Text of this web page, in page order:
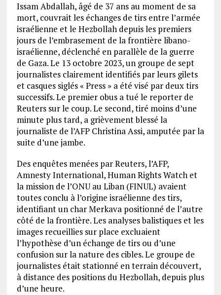
Issam Abdallah, âgé de 37 ans au moment de sa
mort, couvrait les échanges de tirs entre l’armée
israélienne et le Hezbollah depuis les premiers
jours de l’embrasement de la frontière libano-
israélienne, déclenché en parallèle de la guerre
de Gaza. Le 13 octobre 2023, un groupe de sept
journalistes clairement identifiés par leurs gilets
et casques siglés « Press » a été visé par deux tirs
successifs. Le premier obus a tué le reporter de
Reuters sur le coup. Le second, tiré moins d’une
minute plus tard, a grièvement blessé la
journaliste de l’AFP Christina Assi, amputée par la
suite d’une jambe.
Des enquêtes menées par Reuters, l’AFP,
Amnesty International, Human Rights Watch et
la mission de l’ONU au Liban (FINUL) avaient
toutes conclu à l’origine israélienne des tirs,
identifiant un char Merkava positionné de l’autre
côté de la frontière. Les analyses balistiques et les
images recueillies sur place excluaient
l’hypothèse d’un échange de tirs ou d’une
confusion sur la nature des cibles. Le groupe de
journalistes était stationné en terrain découvert,
à distance des positions du Hezbollah, depuis plus
d’une heure.